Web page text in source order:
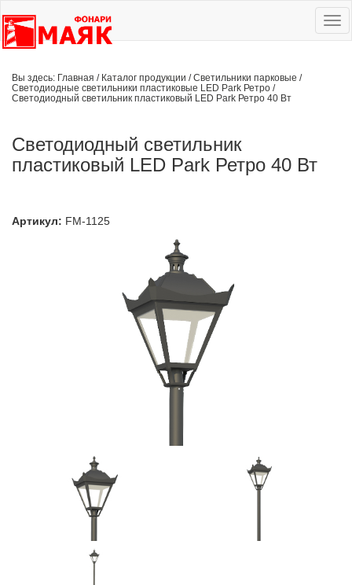
Вы здесь: Главная / Каталог продукции /Светильники парковые /
Светодиодные светильники пластиковые LED Park Ретро /
Светодиодный светильник пластиковый LED Park Ретро 40 Вт
Светодиодный светильник
пластиковый LED Park Ретро 40 Вт
Артикул: FM-1125